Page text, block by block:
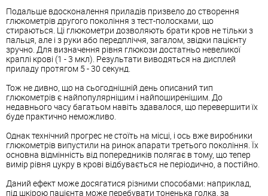
Подальше вдосконалення приладів призвело до створення
глюкометрів другого покоління з тест-полосками, що
стираються. Ці глюкометри дозволяють брати кров не тільки з
пальця, але і з руки або передпліччя, загалом, звідки пацієнту
зручно. Для визначення рівня глюкози достатньо невеликої
краплі крові (1 - 3 мкл). Результати виводяться на дисплей
приладу протягом 5 - 30 секунд.
Тож не дивно, що на сьогоднішній день описаний тип
глюкометрів є найпопулярнішим і найпоширенішим. До
недавнього часу багатьом навіть здавалося, що перевершити їх
буде практично неможливо.
Однак технічний прогрес не стоїть на місці, і ось вже виробники
глюкометрів випустили на ринок апарати третього покоління. Їх
основна відмінність від попередників полягає в тому, що тепер
вимір рівня цукру в крові відбувається не періодично, а постійно.
Даний ефект може досягатися різними способами: наприклад,
під шкірою пацієнта може перебувати тоненька голка, за